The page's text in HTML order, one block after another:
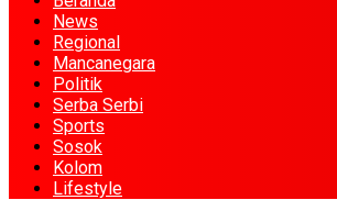
News
Regional
Mancanegara
Politik
Serba Serbi
Sports
Sosok
Kolom
Lifestyle